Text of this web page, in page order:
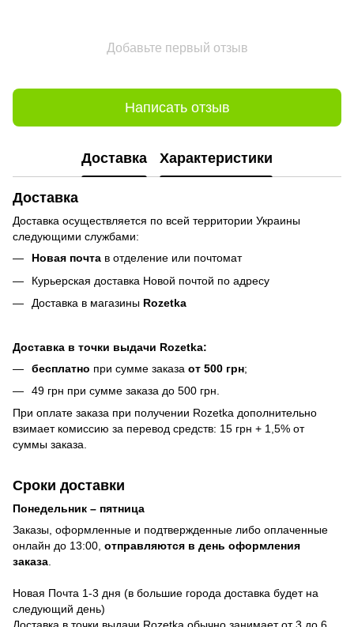
Добавьте первый отзыв
Написать отзыв
Доставка Характеристики
Доставка
Доставка осуществляется по всей территории Украины
следующими службами:
Новая почта в отделение или почтомат
Курьерская доставка Новой почтой по адресу
Доставка в магазины Rozetka
Доставка в точки выдачи Rozetka:
бесплатно при сумме заказа от 500 грн;
49 грн при сумме заказа до 500 грн.
При оплате заказа при получении Rozetka дополнительно
взимает комиссию за перевод средств: 15 грн + 1,5% от
суммы заказа.
Сроки доставки
Понедельник – пятница
Заказы, оформленные и подтвержденные либо оплаченные
онлайн до 13:00, отправляются в день оформления
заказа
Новая Почта 1-3 дня (в большие города доставка будет на
следующий день)